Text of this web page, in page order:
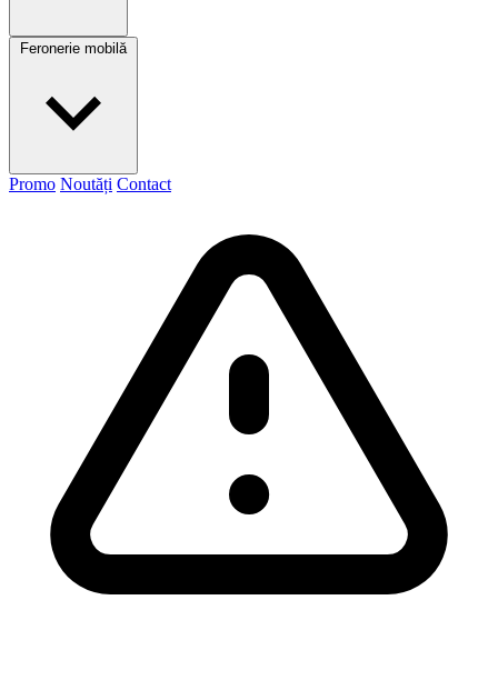
Feronerie mobilă
Promo Noutăți Contact